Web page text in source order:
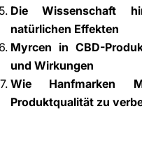
Die Wissenschaft
natürlichen Effekten
Myrcen in CBD-
und Wirkungen
Wie Hanfmarken
Produktqualität zu